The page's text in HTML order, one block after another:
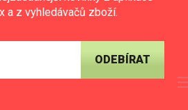
a z vyhledávačů zboží.
ODEBÍRAT